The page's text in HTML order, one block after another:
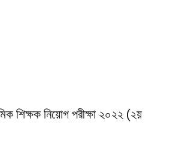
শিক্ষক নিয়োগ পরীক্ষা ২০২২ (২য়